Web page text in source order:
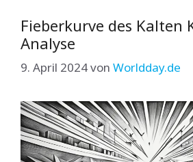
Fieberkurve des Kalten
Analyse
9. April 2024von Worldday.de